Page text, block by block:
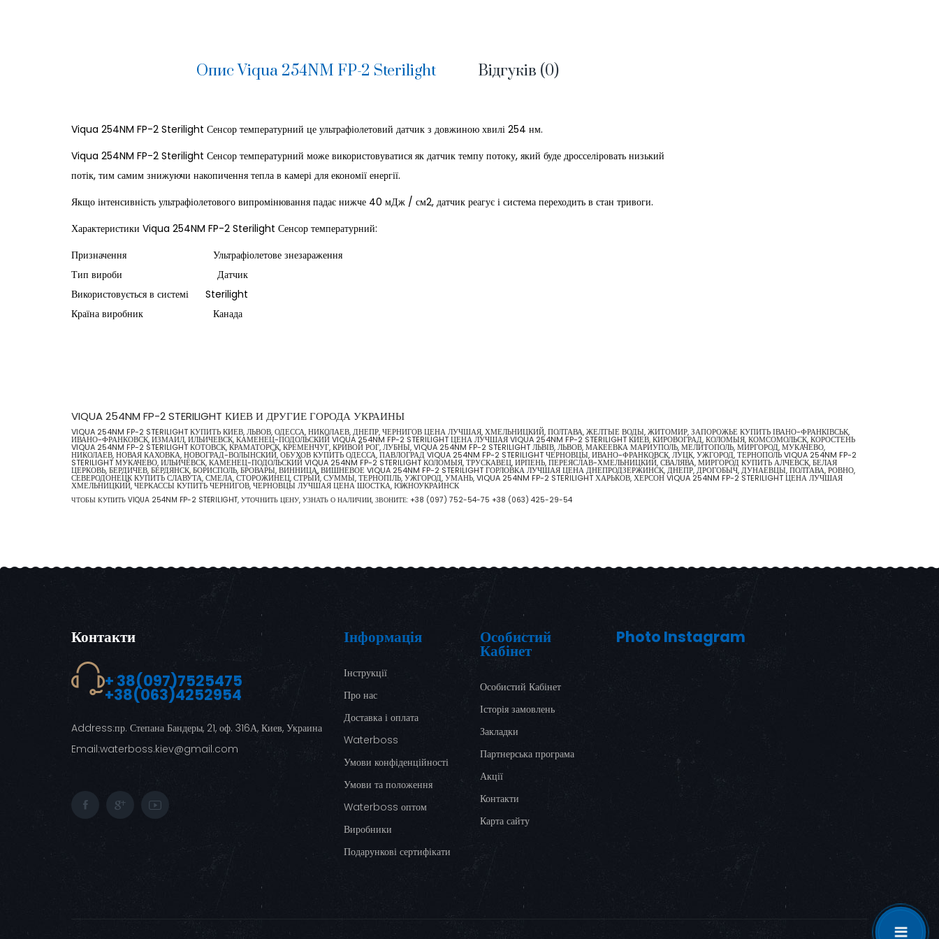
Опис Viqua 254NM FP-2 Sterilight Відгуків (0)
Viqua 254NM FP-2 Sterilight Сенсор температурний це ультрафіолетовий датчик з довжиною хвилі 254 нм.
Viqua 254NM FP-2 Sterilight Сенсор температурний може використовуватися як датчик темпу потоку, який буде дросселіровать низький
потік, тим самим знижуючи накопичення тепла в камері для економії енергії.
Якщо інтенсивність ультрафіолетового випромінювання падає нижче 40 мДж / см2, датчик реагує і система переходить в стан тривоги.
Характеристики Viqua 254NM FP-2 Sterilight Сенсор температурний:
Призначення Ультрафіолетове знезараження
Тип вироби Датчик
Використовується в системі Sterilight
Країна виробник Канада
VIQUA 254NM FP-2 STERILIGHT КИЕВ И ДРУГИЕ ГОРОДА УКРАИНЫ
VIQUA 254NM FP-2 STERILIGHT КУПИТЬ КИЕВ, ЛЬВОВ, ОДЕССА, НИКОЛАЕВ, ДНЕПР, ЧЕРНИГОВ ЦЕНА ЛУЧШАЯ, ХМЕЛЬНИЦКИЙ, ПОЛТАВА, ЖЕЛТЫЕ ВОДЫ, ЖИТОМИР, ЗАПОРОЖЬЕ КУПИТЬ ІВАНО-ФРАНКІВСЬК,
ИВАНО-ФРАНКОВСК, ИЗМАИЛ, ИЛЬИЧЕВСК, КАМЕНЕЦ-ПОДОЛЬСКИЙ VIQUA 254NM FP-2 STERILIGHT ЦЕНА ЛУЧШАЯ VIQUA 254NM FP-2 STERILIGHT КИЕВ, КИРОВОГРАД, КОЛОМЫЯ, КОМСОМОЛЬСК, КОРОСТЕНЬ
VIQUA 254NM FP-2 STERILIGHT КОТОВСК, КРАМАТОРСК, КРЕМЕНЧУГ, КРИВОЙ РОГ, ЛУБНЫ, VIQUA 254NM FP-2 STERILIGHT ЛЬВІВ, ЛЬВОВ, МАКЕЕВКА МАРИУПОЛЬ, МЕЛИТОПОЛЬ, МИРГОРОД, МУКАЧЕВО,
НИКОЛАЕВ, НОВАЯ КАХОВКА, НОВОГРАД-ВОЛЫНСКИЙ, ОБУХОВ КУПИТЬ ОДЕССА, ПАВЛОГРАД VIQUA 254NM FP-2 STERILIGHT ЧЕРНОВЦЫ, ИВАНО-ФРАНКОВСК, ЛУЦК, УЖГОРОД, ТЕРНОПОЛЬ VIQUA 254NM FP-2
STERILIGHT МУКАЧЕВО, ИЛЬИЧЁВСК, КАМЕНЕЦ-ПОДОЛЬСКИЙ VIQUA 254NM FP-2 STERILIGHT КОЛОМЫЯ, ТРУСКАВЕЦ, ИРПЕНЬ, ПЕРЕЯСЛАВ-ХМЕЛЬНИЦКИЙ, СВАЛЯВА, МИРГОРОД КУПИТЬ АЛЧЕВСК, БЕЛАЯ
ЦЕРКОВЬ, БЕРДИЧЕВ, БЕРДЯНСК, БОРИСПОЛЬ, БРОВАРЫ, ВИННИЦА, ВИШНЕВОЕ VIQUA 254NM FP-2 STERILIGHT ГОРЛОВКА ЛУЧШАЯ ЦЕНА ДНЕПРОДЗЕРЖИНСК, ДНЕПР, ДРОГОБЫЧ, ДУНАЕВЦЫ, ПОЛТАВА, РОВНО,
СЕВЕРОДОНЕЦК КУПИТЬ СЛАВУТА, СМЕЛА, СТОРОЖИНЕЦ, СТРЫЙ, СУММЫ, ТЕРНОПІЛЬ, УЖГОРОД, УМАНЬ, VIQUA 254NM FP-2 STERILIGHT ХАРЬКОВ, ХЕРСОН VIQUA 254NM FP-2 STERILIGHT ЦЕНА ЛУЧШАЯ
ХМЕЛЬНИЦКИЙ, ЧЕРКАССЫ КУПИТЬ ЧЕРНИГОВ, ЧЕРНОВЦЫ ЛУЧШАЯ ЦЕНА ШОСТКА, ЮЖНОУКРАИНСК
ЧТОБЫ КУПИТЬ VIQUA 254NM FP-2 STERILIGHT, УТОЧНИТЬ ЦЕНУ, УЗНАТЬ О НАЛИЧИИ, ЗВОНИТЕ: +38 (097) 752-54-75 +38 (063) 425-29-54
Контакти
+ 38(097)7525475
+38(063)4252954
Address:пр. Степана Бандеры, 21, оф. 316А, Киев, Украина
Email:waterboss.kiev@gmail.com
Інформація
Інструкції
Про нас
Доставка і оплата
Waterboss
Умови конфіденційності
Умови та положення
Waterboss оптом
Виробники
Подарункові сертифікати
Особистий
Кабінет
Особистий Кабінет
Історія замовлень
Закладки
Партнерська програма
Акції
Контакти
Карта сайту
Photo Instagram